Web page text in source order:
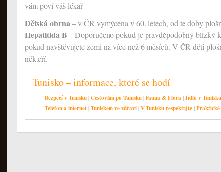
vám poví váš lékař
Dětská obrna– v ČR vymýcena v 60. letech, od té doby
Hepatitida B – Doporučeno pokud je pravděpodobný blízký
pokud navštěvujete zemi na více než 6 měsíců. V ČR děti
někteří.
Tunisko – informace, které se hodí
Bezpečí v Tunisku | Cestování po Tunisku | Fauna & Flora | Jídlo v Tunisku
Telefon a internet | Tuniskem ve zdraví| V Tunisku respektujte |